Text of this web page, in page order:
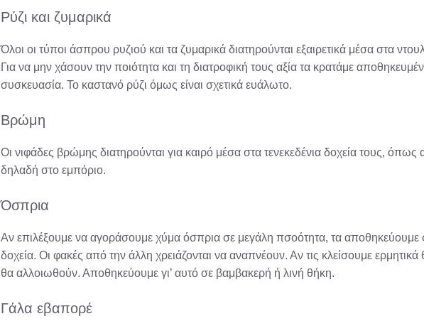
Ρύζι και ζυμαρικά
Όλοι οι τύποι άσπρου ρυζιού και τα ζυμαρικά διατηρούνται εξαιρετικά μέσα στα
Για να μην χάσουν την ποιότητα και τη διατροφική τους αξία τα κρατάμε
συσκευασία. Το καστανό ρύζι όμως είναι σχετικά ευάλωτο.
Βρώμη
Οι νιφάδες βρώμης διατηρούνται για καιρό μέσα στα τενεκεδένια δοχεία τους,
δηλαδή στο εμπόριο.
Όσπρια
Αν επιλέξουμε να αγοράσουμε χύμα όσπρια σε μεγάλη πσοότητα, τα αποθηκεύουμε
δοχεία. Οι φακές από την άλλη χρειάζονται να αναπνέουν. Αν τις κλείσουμε
θα αλλοιωθούν. Αποθηκεύουμε γι’ αυτό σε βαμβακερή ή λινή θήκη.
Γάλα εβαπορέ